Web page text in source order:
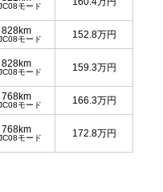
モード
828km
モード 152.8万円
828km
モード 159.3万円
768km
モード 166.3万円
768km
モード 172.8万円